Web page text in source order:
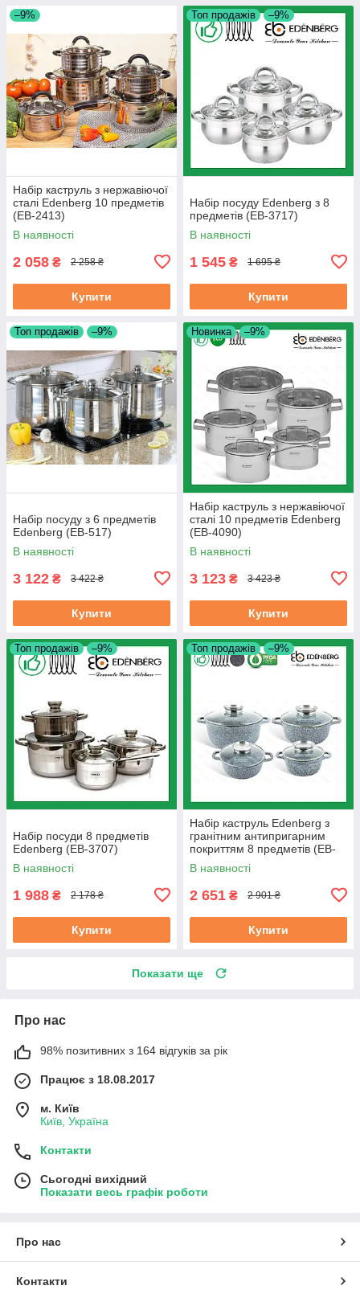
–9%
Набір каструль з нержавіючої
сталі Edenberg 10 предметів
(EB-2413)
В наявності
2 058 ₴ 2 258 ₴
Купити
Топ продажів –9%
Набір посуду Edenberg з 8
предметів (EB-3717)
В наявності
1 545 ₴ 1 695 ₴
Купити
Топ продажів –9%
Набір посуду з 6 предметів
Edenberg (EB-517)
В наявності
3 122 ₴ 3 422 ₴
Купити
Новинка –9%
Набір каструль з нержавіючої
сталі 10 предметів Edenberg
(EB-4090)
В наявності
3 123 ₴ 3 423 ₴
Купити
Топ продажів –9%
Набір посуди 8 предметів
Edenberg (EB-3707)
В наявності
1 988 ₴ 2 178 ₴
Купити
Топ продажів –9%
Набір каструль Edenberg з
гранітним антипригарним
покриттям 8 предметів (EB-
8035)
В наявності
2 651 ₴ 2 901 ₴
Купити
Показати ще
Про нас
98% позитивних з 164 відгуків за рік
Працює з 18.08.2017
м. Київ
Київ, Україна
Контакти
Сьогодні вихідний
Показати весь графік роботи
Про нас
Контакти